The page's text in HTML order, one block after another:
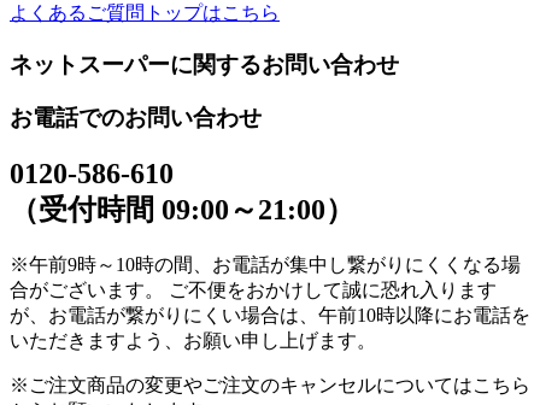
よくあるご質問トップはこちら
ネットスーパーに関するお問い合わせ
お電話でのお問い合わせ
0120-586-610
（受付時間 09:00～21:00）
※午前9時～10時の間、お電話が集中し繋がりにくくなる場
合がございます。 ご不便をおかけして誠に恐れ入ります
が、お電話が繋がりにくい場合は、午前10時以降にお電話を
いただきますよう、お願い申し上げます。
※ご注文商品の変更やご注文のキャンセルについてはこちら